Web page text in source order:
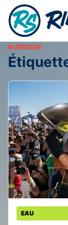
Aller au contenu
RUBRIQUE
EAU